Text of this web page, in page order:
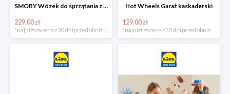
SMOBY Wózek do sprzątania z odkurzaczem
229.00 zł
Hot Wheels Garaż kaskaderski
129.00 zł